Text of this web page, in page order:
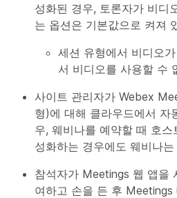
성화된 경우, 토론자가 비디
는 옵션은 기본값으로 켜져
세션 유형에서 비디오
서 비디오를 사용할 수
사이트 관리자가 Webex
형)에 대해 클라우드에서 자
우, 웨비나를 예약할 때 호
성화하는 경우에도 웨비나
참석자가 Meetings 웹 앱을
여하고 손을 든 후 Meetings